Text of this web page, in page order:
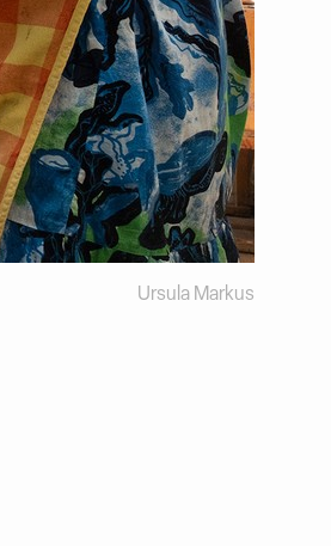
Ursula Markus